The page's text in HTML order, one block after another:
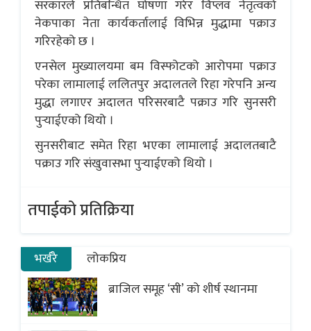
सरकारले प्रतिबन्धित घोषणा गरेर विप्लव नेतृत्वको
नेकपाका नेता कार्यकर्तालाई विभिन्न मुद्धामा पक्राउ
गरिरहेको छ ।
एनसेल मुख्यालयमा बम विस्फोटको आरोपमा पक्राउ
परेका लामालाई ललितपुर अदालतले रिहा गरेपनि अन्य
मुद्धा लगाएर अदालत परिसरबाटै पक्राउ गरि सुनसरी
पुर्‍याईएको थियो ।
सुनसरीबाट समेत रिहा भएका लामालाई अदालतबाटै
पक्राउ गरि संखुवासभा पुर्‍याईएको थियो ।
तपाईको प्रतिक्रिया
भर्खरै
लोकप्रिय
ब्राजिल समूह ‘सी’ को शीर्ष स्थानमा